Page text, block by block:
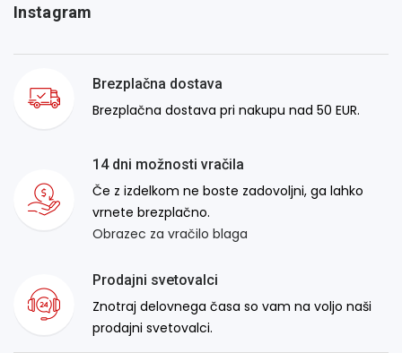
Instagram
Brezplačna dostava
Brezplačna dostava pri nakupu nad 50 EUR.
14 dni možnosti vračila
Če z izdelkom ne boste zadovoljni, ga lahko
vrnete brezplačno.
Obrazec za vračilo blaga
Prodajni svetovalci
Znotraj delovnega časa so vam na voljo naši
prodajni svetovalci.